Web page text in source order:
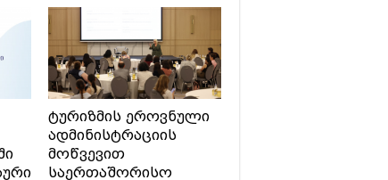
ტურიზმის ეროვნული
ადმინისტრაციის
მოწვევით
საერთაშორისო